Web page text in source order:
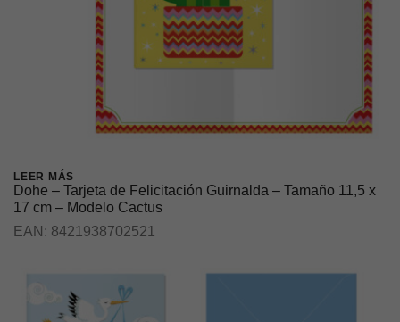
LEER MÁS
Dohe – Tarjeta de Felicitación Guirnalda – Tamaño 11,5 x
17 cm – Modelo Cactus
EAN: 8421938702521